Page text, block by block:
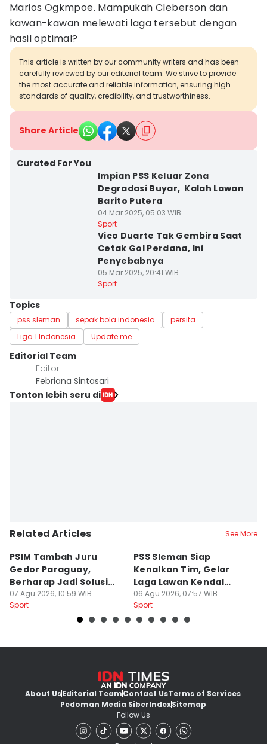
Marios Ogkmpoe. Mampukah Cleberson dan
kawan-kawan melewati laga tersebut dengan
hasil optimal?
This article is written by our community writers and has been
carefully reviewed by our editorial team. We strive to provide
the most accurate and reliable information, ensuring high
standards of quality, credibility, and trustworthiness.
Share Article
Curated For You
Impian PSS Keluar Zona
Degradasi Buyar, Kalah Lawan
Barito Putera
04 Mar 2025, 05:03 WIB
Sport
Vico Duarte Tak Gembira Saat
Cetak Gol Perdana, Ini
Penyebabnya
05 Mar 2025, 20:41 WIB
Sport
Topics
pss sleman sepak bola indonesia
persita
Liga 1 Indonesia
Update me
Editorial Team
Editor
Febriana Sintasari
Tonton lebih seru di
Related Articles See More
PSIM Tambah Juru
Gedor Paraguay,
Berharap Jadi Solusi
Minimnya Pencetak Gol
07 Agu 2026, 10:59 WIB
Sport
PSS Sleman Siap
Kenalkan Tim, Gelar
Laga Lawan Kendal
Tornado FC
06 Agu 2026, 07:57 WIB
Sport
About UsEditorial TeamContact UsTerms of Services
Pedoman Media SiberIndexSitemap
Follow Us